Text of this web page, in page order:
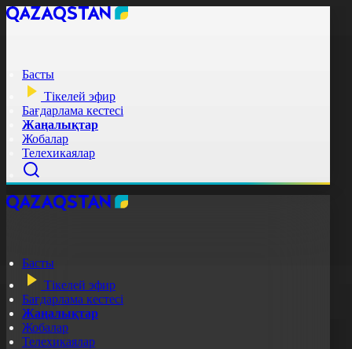
Басты
Тікелей эфир
Бағдарлама кестесі
Жаңалықтар
Жобалар
Телехикаялар
Басты
Тікелей эфир
Бағдарлама кестесі
Жаңалықтар
Жобалар
Телехикаялар